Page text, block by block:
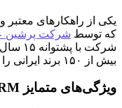
که توسط شرکت پرشین
شرکت
بیش از ۱۵۰ برند ایرانی را به جمع مشتریان خود اضافه کند.
ویژگی‌های متمایز PersianCRM